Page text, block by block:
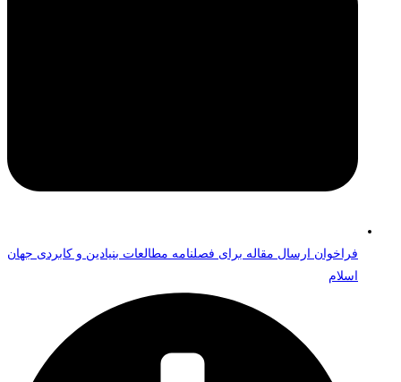
فراخوان ارسال مقاله برای فصلنامه مطالعات بنیادین و کابردی جهان
اسلام